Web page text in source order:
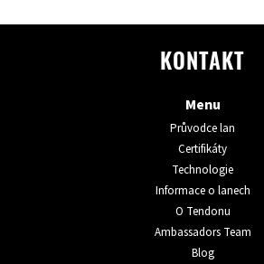
KONTAKT
Menu
Průvodce lan
Certifikáty
Technologie
Informace o lanech
O Tendonu
Ambassadors Team
Blog